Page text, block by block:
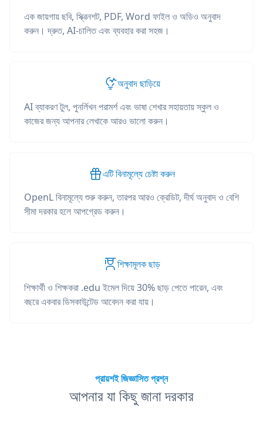
এক জায়গায় ছবি, স্ক্রিনশট, PDF, Word ফাইল ও অডিও অনুবাদ
করুন। দ্রুত, AI-চালিত এবং ব্যবহার করা সহজ।
অনুবাদ ছাড়িয়ে
AI ব্যাকরণ টুল, পুনর্লিখন পরামর্শ এবং ভাষা শেখার সহায়তায় স্কুল ও
কাজের জন্য আপনার লেখাকে আরও ভালো করুন।
এটি বিনামূল্যে চেষ্টা করুন
OpenL বিনামূল্যে শুরু করুন, তারপর আরও ক্রেডিট, দীর্ঘ অনুবাদ ও বেশি
সীমা দরকার হলে আপগ্রেড করুন।
শিক্ষামূলক ছাড়
শিক্ষার্থী ও শিক্ষকরা .edu ইমেল দিয়ে 30% ছাড় পেতে পারেন, এবং
বছরে একবার ডিসকাউন্টেড আবেদন করা যায়।
প্রায়শই জিজ্ঞাসিত প্রশ্ন
আপনার যা কিছু জানা দরকার